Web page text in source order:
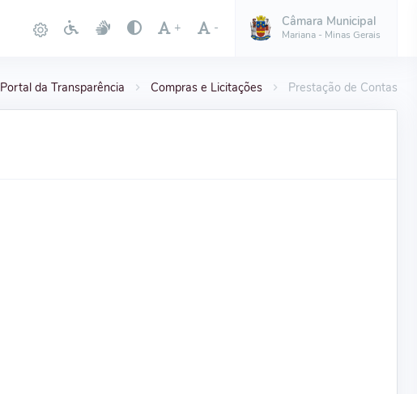
+ - Câmara Municipal
Mariana - Minas Gerais
Portal da Transparência Compras e Licitações Prestação de Contas